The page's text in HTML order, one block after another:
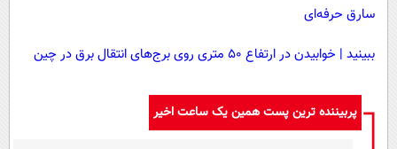
سارق حرفه‌ای
ببینید | خوابیدن در ارتفاع ۵۰ متری روی برج‌های انتقال برق در چین
پربیننده ترین پست همین یک ساعت اخیر